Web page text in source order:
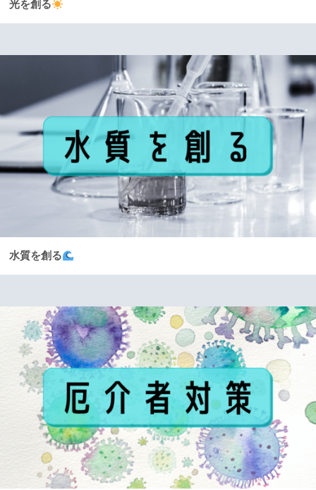
光を創る
水質を創る